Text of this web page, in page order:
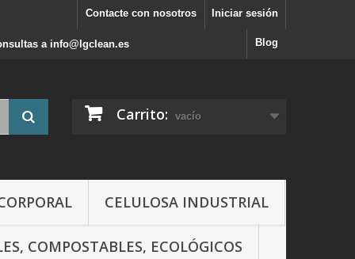
Iniciar sesión
Contacte con nosotros
a info@lgclean.es Blog
Carrito: vacío
CELULOSA INDUSTRIAL
COMPOSTABLES, ECOLÓGICOS